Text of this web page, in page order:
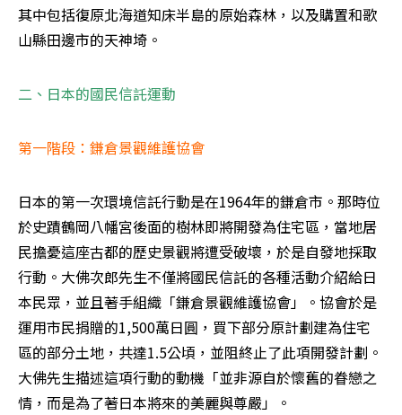
其中包括復原北海道知床半島的原始森林，以及購置和歌
山縣田邊市的天神埼。
二、日本的國民信託運動
第一階段：鎌倉景觀維護協會
日本的第一次環境信託行動是在1964年的鎌倉市。那時位
於史蹟鶴岡八幡宮後面的樹林即將開發為住宅區，當地居
民擔憂這座古都的歷史景觀將遭受破壞，於是自發地採取
行動。大佛次郎先生不僅將國民信託的各種活動介紹給日
本民眾，並且著手組織「鎌倉景觀維護協會」。協會於是
運用市民捐贈的1,500萬日圓，買下部分原計劃建為住宅
區的部分土地，共達1.5公頃，並阻終止了此項開發計劃。
大佛先生描述這項行動的動機「並非源自於懷舊的眷戀之
情，而是為了著日本將來的美麗與尊嚴」。